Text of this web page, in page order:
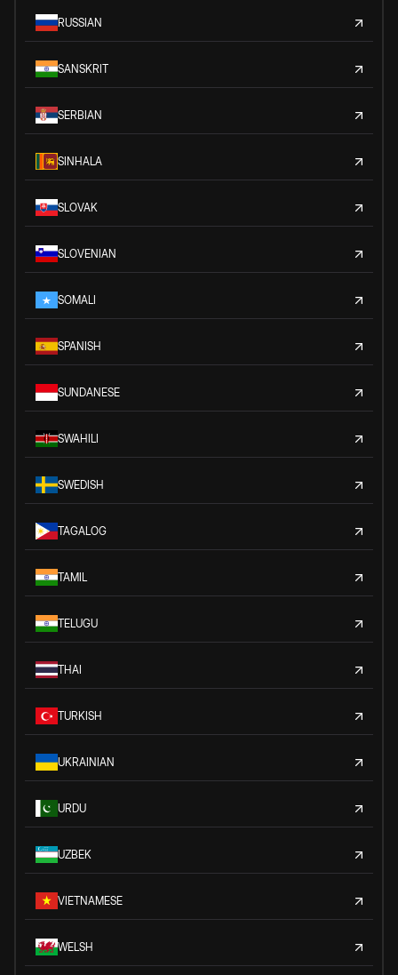
RUSSIAN
SANSKRIT
SERBIAN
SINHALA
SLOVAK
SLOVENIAN
SOMALI
SPANISH
SUNDANESE
SWAHILI
SWEDISH
TAGALOG
TAMIL
TELUGU
THAI
TURKISH
UKRAINIAN
URDU
UZBEK
VIETNAMESE
WELSH